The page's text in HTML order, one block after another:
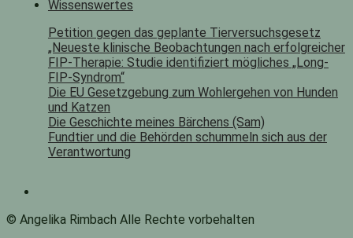
Wissenswertes
Petition gegen das geplante Tierversuchsgesetz
„Neueste klinische Beobachtungen nach erfolgreicher
FIP-Therapie: Studie identifiziert mögliches „Long-
FIP-Syndrom“
Die EU Gesetzgebung zum Wohlergehen von Hunden
und Katzen
Die Geschichte meines Bärchens (Sam)
Fundtier und die Behörden schummeln sich aus der
Verantwortung
© Angelika Rimbach Alle Rechte vorbehalten